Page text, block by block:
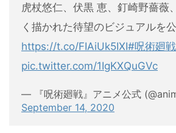
虎杖悠仁、伏黒 恵、釘崎野薔薇
く描かれた待望のビジュアルを公
https://t.co/FIAiUk5IXI#呪術廻戦
pic.twitter.com/1IgKXQuGVc
— 『呪術廻戦』アニメ公式
September 14, 2020